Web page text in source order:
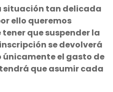
situación tan delicada
ello queremos
que suspender la
se devolverá
el gasto de
que asumir cada